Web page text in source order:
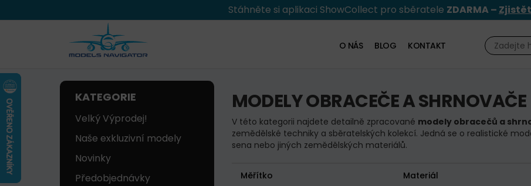
Stáhněte si aplikaci ShowCollect pro sběratele ZDARMA –
O NÁS BLOG KONTAKT
KATEGORIE
Velký Výprodej!
Naše exkluzivní modely
Novinky
Předobjednávky
MODELY OBRACEČE A SHRNOVAČE
V této kategorii najdete detailně zpracované modely obracečů a
zemědělské techniky a sběratelských kolekcí. Jedná se o realistické
sena nebo jiných zemědělských materiálů.
Měřítko
Materiál